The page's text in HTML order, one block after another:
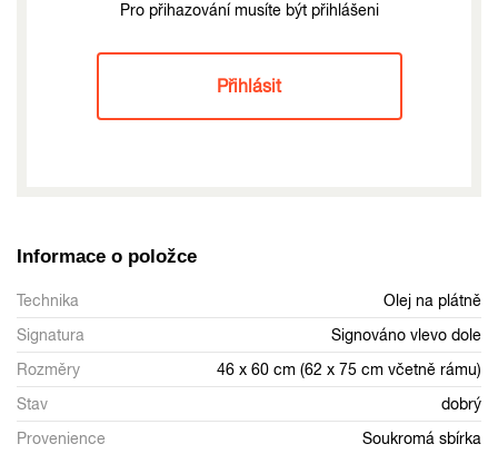
Pro přihazování musíte být přihlášeni
Přihlásit
Informace o položce
Technika
Olej na plátně
Signatura
Signováno vlevo dole
Rozměry
46 x 60 cm (62 x 75 cm včetně rámu)
Stav
dobrý
Provenience
Soukromá sbírka